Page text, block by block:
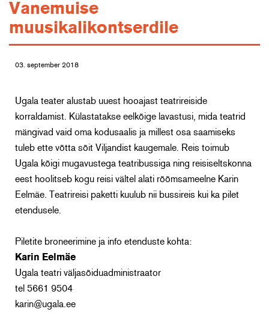
Vanemuise
muusikalikontserdile
03. september 2018
Ugala teater alustab uuest hooajast teatrireiside
korraldamist. Külastatakse eelkõige lavastusi, mida teatrid
mängivad vaid oma kodusaalis ja millest osa saamiseks
tuleb ette võtta sõit Viljandist kaugemale. Reis toimub
Ugala kõigi mugavustega teatribussiga ning reisiseltskonna
eest hoolitseb kogu reisi vältel alati rõõmsameelne Karin
Eelmäe. Teatrireisi paketti kuulub nii bussireis kui ka pilet
etendusele.
Piletite broneerimine ja info etenduste kohta:
Karin Eelmäe
Ugala teatri väljasõiduadministraator
tel 5661 9504
karin@ugala.ee